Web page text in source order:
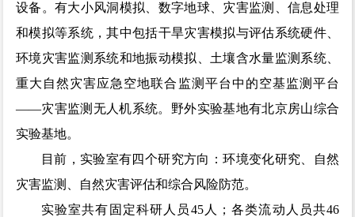
设备。有大小风洞模拟、数字地球、灾害监测、信息处理
和模拟等系统，其中包括干旱灾害模拟与评估系统硬件、
环境灾害监测系统和地振动模拟、土壤含水量监测系统、
重大自然灾害应急空地联合监测平台中的空基监测平台
——灾害监测无人机系统。野外实验基地有北京房山综合
实验基地。
目前，实验室有四个研究方向：环境变化研究、自然
灾害监测、自然灾害评估和综合风险防范。
实验室共有固定科研人员45人；各类流动人员共46